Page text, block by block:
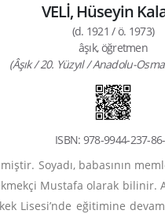
VELİ, Hüseyin
(d. 1921 / ö. 1973)
âşık, öğretmen
(Âşık / 20. Yüzyıl / Anadolu-
ISBN: 978-9944-237-
Soyadı, babasının
Mustafa olarak
Lisesi’nde eğitimine